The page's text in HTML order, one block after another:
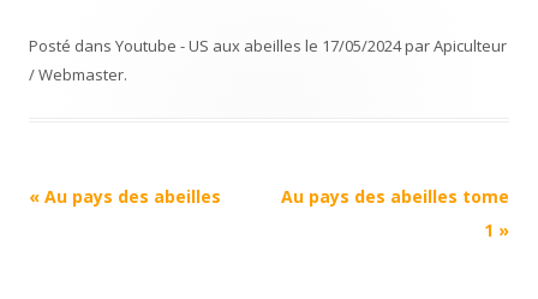
Posté dans Youtube - US aux abeilles le 17/05/2024parApiculteur
/ Webmaster.
Navigation
« Au pays des abeilles
Au pays des abeilles tome
1 »